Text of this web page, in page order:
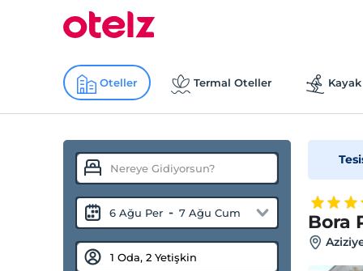
Oteller Termal Oteller
6 Ağu Per - 7 Ağu Cum Bora